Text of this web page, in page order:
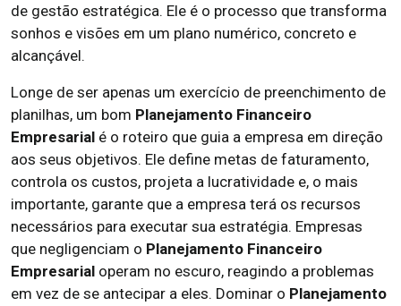
de gestão estratégica. Ele é o processo que transforma
sonhos e visões em um plano numérico, concreto e
alcançável.
Longe de ser apenas um exercício de preenchimento de
planilhas, um bom Planejamento Financeiro
Empresarial é o roteiro que guia a empresa em direção
aos seus objetivos. Ele define metas de faturamento,
controla os custos, projeta a lucratividade e, o mais
importante, garante que a empresa terá os recursos
necessários para executar sua estratégia. Empresas
que negligenciam o Planejamento Financeiro
Empresarial operam no escuro, reagindo a problemas
em vez de se antecipar a eles. Dominar o Planejamento